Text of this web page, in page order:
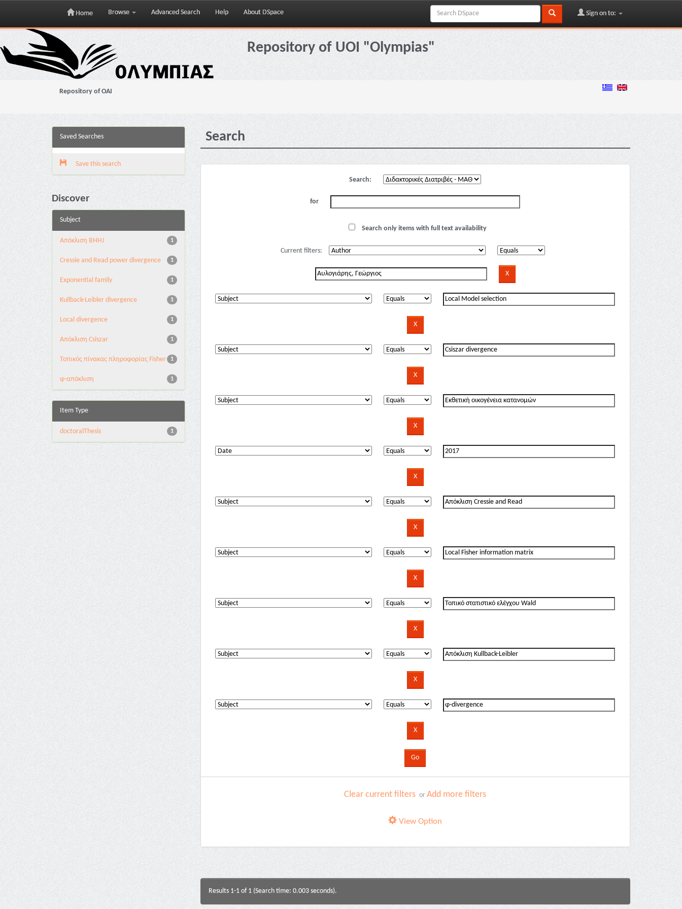
Skip
navigation
Home Browse Advanced Search Help About DSpace Sign on to:
Repository of UOI "Olympias"
Repository of OAI
Saved Searches
Save this search
Discover
Subject
1
Aπόκλιση BHHJ
1
Cressie and Read power divergence
1
Exponential family
1
Kullback-Leibler divergence
1
Local divergence
1
Απόκλιση Csiszar
1
Τοπικός πίνακας πληροφορίας Fisher
1
φ-απόκλιση
Item Type
1
doctoralThesis
Search
Search:
for
Search only items with full text availability
Current filters:
Clear current filters orAdd more filters
View Option
Results 1-1 of 1 (Search time: 0.003 seconds).